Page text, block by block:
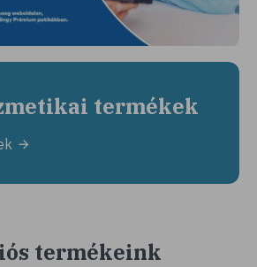
termékek
termékeink